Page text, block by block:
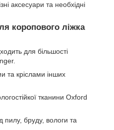
аксесуари та необхідні
коропового ліжка
для більшості
та кріслами інших
тканини Oxford
пилу, бруду, вологи та